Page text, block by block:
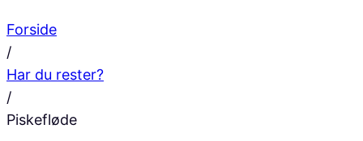
Forside
/
Har du rester?
/
Piskefløde